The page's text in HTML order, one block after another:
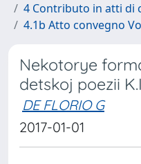
4 Contributo in atti di
4.1b Atto convegno
Nekotorye
detskoj poezii
DE FLORIO G
2017-01-01